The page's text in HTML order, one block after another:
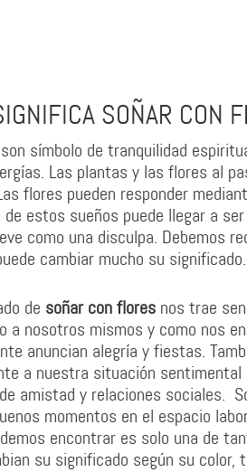
SOÑAR CON
símbolo de tranquilidad
Las plantas y las flores al
flores pueden responder
de estos sueños puede llegar a
como una disculpa. Debemos
cambiar mucho su significado.
de soñar con flores nos trae
a nosotros mismos y como nos
anuncian alegría y fiestas.
a nuestra situación
amistad y relaciones sociales.
momentos en el espacio
encontrar es solo una de
su significado según su color,